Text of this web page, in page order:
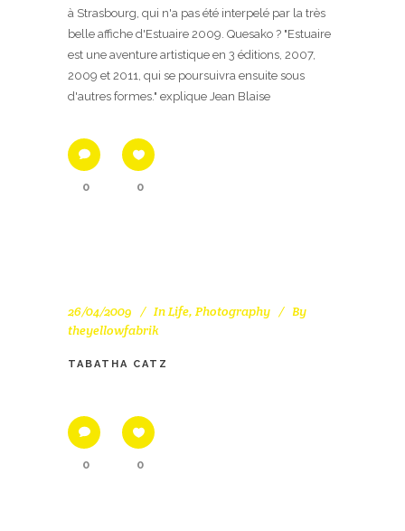
à Strasbourg, qui n'a pas été interpelé par la très
belle affiche d'Estuaire 2009. Quesako ? "Estuaire
est une aventure artistique en 3 éditions, 2007,
2009 et 2011, qui se poursuivra ensuite sous
d'autres formes." explique Jean Blaise
0 0
26/04/2009 InLife, Photography
By
theyellowfabrik
TABATHA CATZ
0 0